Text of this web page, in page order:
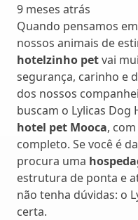
9 meses atrás
Quando pensamos
nossos animais de
hotelzinho petvai
segurança, carinho e
dos nossos
buscam o Lylicas
hotel pet Mooca,
completo. Se você é
procura uma
estrutura de ponta e
não tenha dúvidas: o
certa.